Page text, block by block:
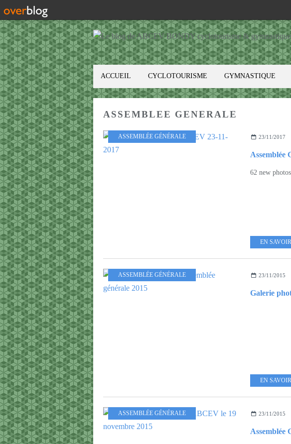
ACCUEIL CYCLOTOURISME GYMNASTIQUE
ASSEMBLEE GENERALE
ASSEMBLÉE GÉNÉRALE 23/11/2017
Assemblée
62 new
EN
ASSEMBLÉE GÉNÉRALE 23/11/2015
EN
ASSEMBLÉE GÉNÉRALE 23/11/2015